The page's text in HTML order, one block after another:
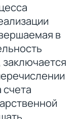
в
заключается